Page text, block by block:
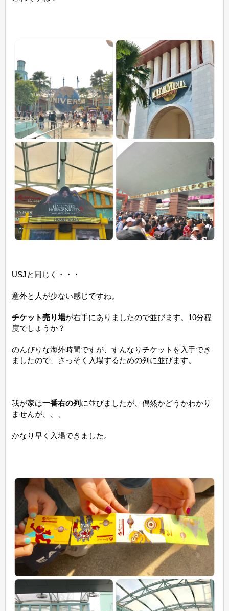
USJと同じく・・・
意外と人が少ない感じですね。
チケット売り場が右手にありましたので並びます。10分程
度でしょうか？
のんびりな海外時間ですが、すんなりチケットを入手でき
ましたので、さっそく入場するための列に並びます。
我が家は一番右の列 に並びましたが、偶然かどうかわかり
ませんが、、、
かなり早く入場できました。